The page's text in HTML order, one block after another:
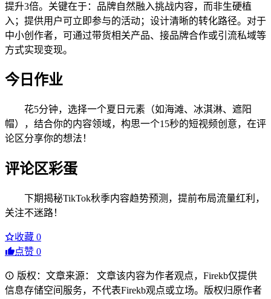
提升3倍。关键在于：品牌自然融入挑战内容，而非生硬植
入；提供用户可立即参与的活动；设计清晰的转化路径。对于
中小创作者，可通过带货相关产品、接品牌合作或引流私域等
方式实现变现。
今日作业
花5分钟，选择一个夏日元素（如海滩、冰淇淋、遮阳
帽），结合你的内容领域，构思一个15秒的短视频创意，在评
论区分享你的想法！
评论区彩蛋
下期揭秘TikTok秋季内容趋势预测，提前布局流量红利，
关注不迷路！
收藏 0
点赞 0
版权：文章来源： 文章该内容为作者观点，Firekb仅提供
信息存储空间服务，不代表Firekb观点或立场。版权归原作者